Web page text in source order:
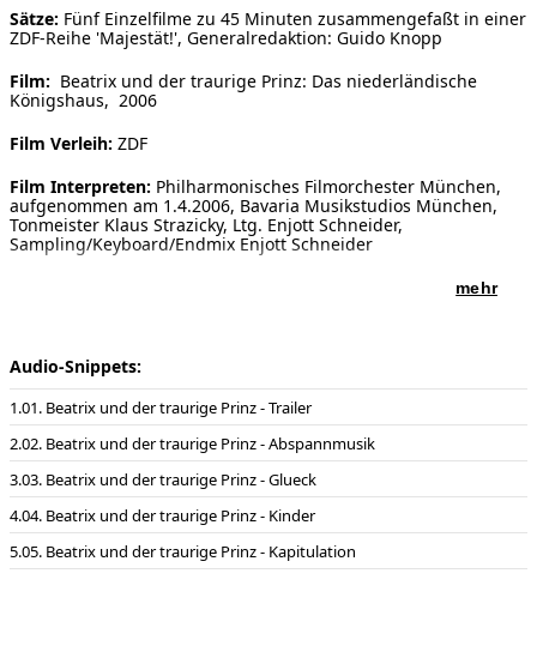
[ Suche ]
english
Audio-Snippets:
01. Beatrix und der traurige Prinz - Trailer
02. Beatrix und der traurige Prinz - Abspannmusik
03. Beatrix und der traurige Prinz - Glueck
04. Beatrix und der traurige Prinz - Kinder
05. Beatrix und der traurige Prinz - Kapitulation
Sätze: Fünf Einzelfilme zu 45 Minuten zusammengefaßt in einer
ZDF-Reihe 'Majestät!', Generalredaktion: Guido Knopp
Film: Beatrix und der traurige Prinz: Das niederländische
Königshaus, 2006
Film Verleih: ZDF
Film Interpreten: Philharmonisches Filmorchester München,
aufgenommen am 1.4.2006, Bavaria Musikstudios München,
Tonmeister Klaus Strazicky, Ltg. Enjott Schneider,
Sampling/Keyboard/Endmix Enjott Schneider
mehr